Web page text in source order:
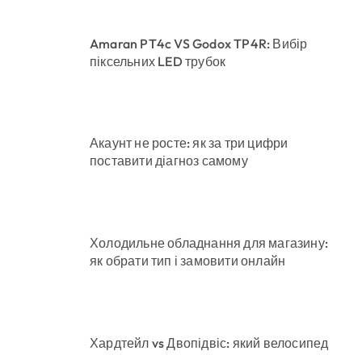
Amaran PT4c VS Godox TP4R: Вибір
піксельних LED трубок
Акаунт не росте: як за три цифри
поставити діагноз самому
Холодильне обладнання для магазину:
як обрати тип і замовити онлайн
Хардтейл vs Двопідвіс: який велосипед